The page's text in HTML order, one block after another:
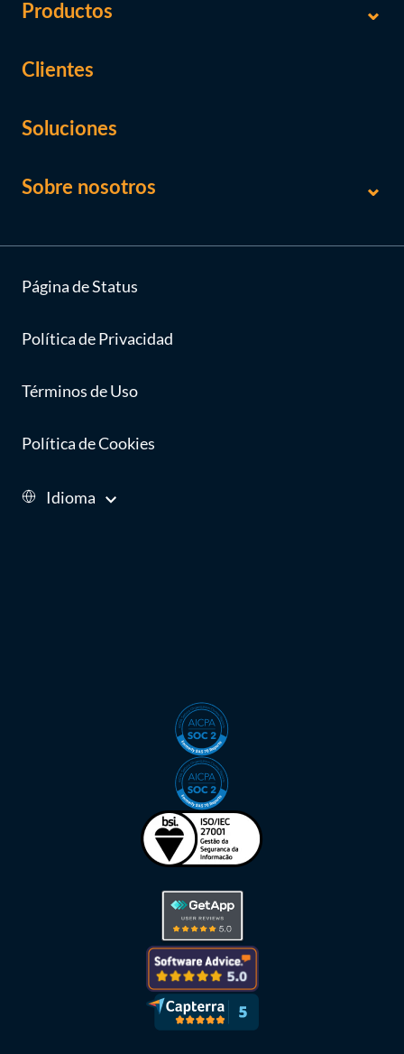
Página de Status
Política de Privacidad
Términos de Uso
Política de Cookies
Idioma
Productos
Clientes
Soluciones
Sobre nosotros